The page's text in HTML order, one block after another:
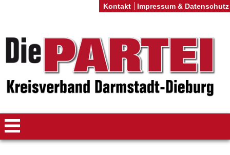
Kontakt Impressum & Datenschutz